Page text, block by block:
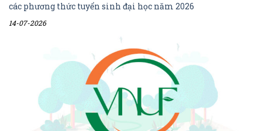
các phương thức tuyển sinh đại học năm 2026
14-07-2026